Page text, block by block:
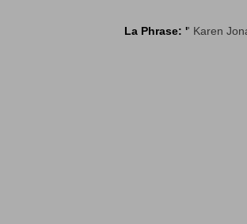
La Phrase: '' Karen